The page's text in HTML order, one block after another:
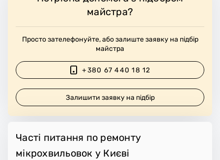
майстра?
Просто зателефонуйте, або залиште заявку на підбір
майстра
+380 67 440 18 12
Залишити заявку на підбір
Часті питання по ремонту
мікрохвильовок у Києві